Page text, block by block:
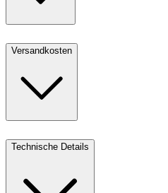
Versandkosten
Technische Details